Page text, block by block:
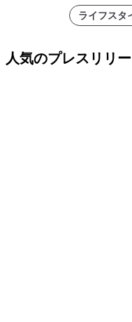
ライフスタ
人気のプレスリリ